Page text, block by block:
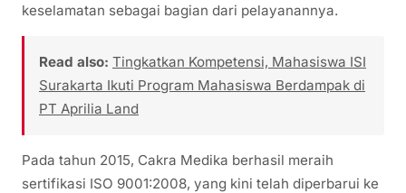
keselamatan sebagai bagian dari pelayanannya.
Read also: Tingkatkan Kompetensi, Mahasiswa ISI
Surakarta Ikuti Program Mahasiswa Berdampak di
PT Aprilia Land
Pada tahun 2015, Cakra Medika berhasil meraih
sertifikasi ISO 9001:2008, yang kini telah diperbarui ke